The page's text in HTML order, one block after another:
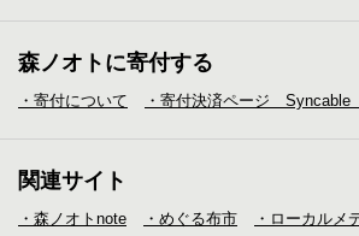
森ノオトに寄付する
・寄付について ・寄付決済ページ Syncable
関連サイト
・森ノオトnote ・めぐる布市 ・ローカルメ